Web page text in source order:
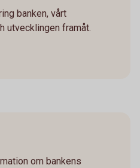
banken, vårt
utvecklingen framåt.
om bankens